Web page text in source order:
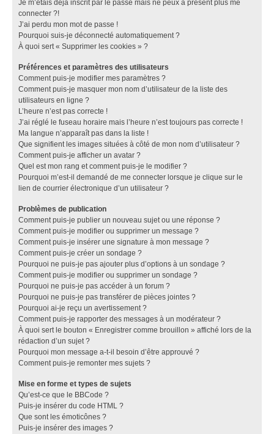
Je m’étais déjà inscrit par le passé mais ne peux à présent plus me
connecter ?!
J’ai perdu mon mot de passe !
Pourquoi suis-je déconnecté automatiquement ?
À quoi sert « Supprimer les cookies » ?
Préférences et paramètres des utilisateurs
Comment puis-je modifier mes paramètres ?
Comment puis-je masquer mon nom d’utilisateur de la liste des
utilisateurs en ligne ?
L’heure n’est pas correcte !
J’ai réglé le fuseau horaire mais l’heure n’est toujours pas correcte !
Ma langue n’apparaît pas dans la liste !
Que signifient les images situées à côté de mon nom d’utilisateur ?
Comment puis-je afficher un avatar ?
Quel est mon rang et comment puis-je le modifier ?
Pourquoi m’est-il demandé de me connecter lorsque je clique sur le
lien de courrier électronique d’un utilisateur ?
Problèmes de publication
Comment puis-je publier un nouveau sujet ou une réponse ?
Comment puis-je modifier ou supprimer un message ?
Comment puis-je insérer une signature à mon message ?
Comment puis-je créer un sondage ?
Pourquoi ne puis-je pas ajouter plus d’options à un sondage ?
Comment puis-je modifier ou supprimer un sondage ?
Pourquoi ne puis-je pas accéder à un forum ?
Pourquoi ne puis-je pas transférer de pièces jointes ?
Pourquoi ai-je reçu un avertissement ?
Comment puis-je rapporter des messages à un modérateur ?
À quoi sert le bouton « Enregistrer comme brouillon » affiché lors de la
rédaction d’un sujet ?
Pourquoi mon message a-t-il besoin d’être approuvé ?
Comment puis-je remonter mes sujets ?
Mise en forme et types de sujets
Qu’est-ce que le BBCode ?
Puis-je insérer du code HTML ?
Que sont les émoticônes ?
Puis-je insérer des images ?